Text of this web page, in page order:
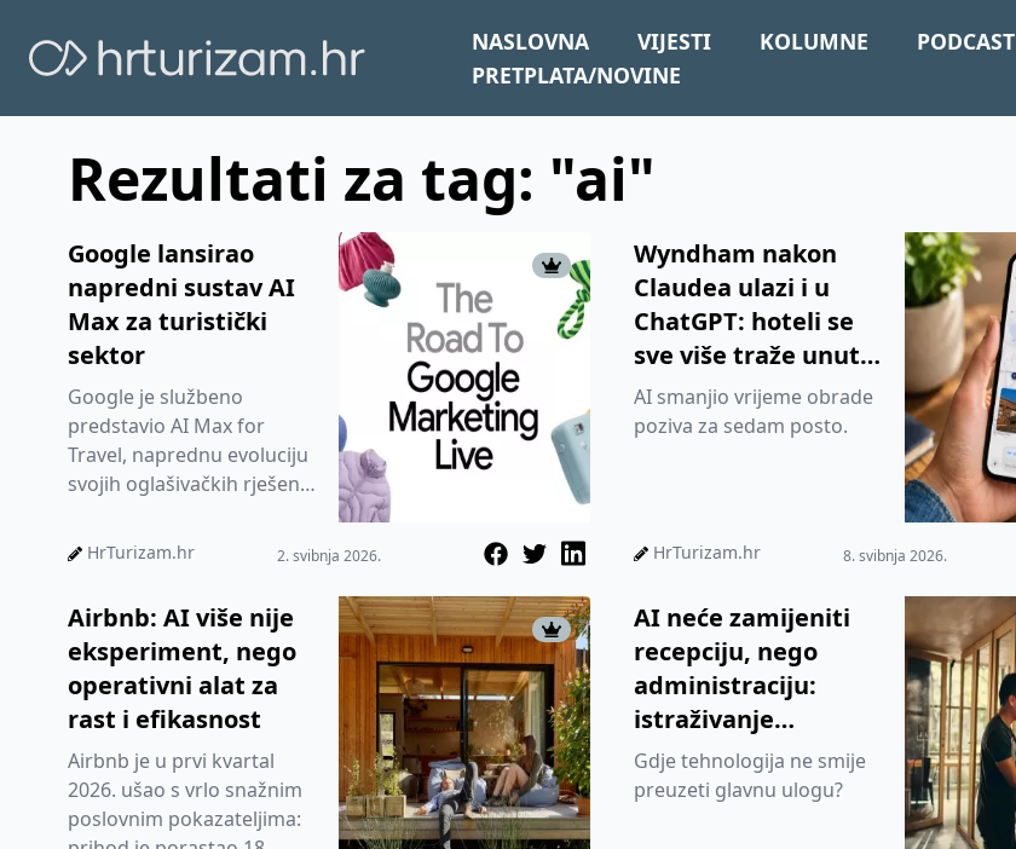
NASLOVNA VIJESTI KOLUMNE PODCAST
PRETPLATA/NOVINE
Rezultati za tag: "ai"
Google lansirao
napredni sustav AI
Max za turistički
sektor
Google je službeno
predstavio AI Max for
Travel, naprednu evoluciju
svojih oglašivačkih rješenja
umjetnu inteligenciju kako
HrTurizam.hr 2. svibnja 2026.
Wyndham nakon
Claudea ulazi i u
ChatGPT: hoteli se
sve više traže unutar
AI sučelja
AI smanjio vrijeme obrade
poziva za sedam posto.
HrTurizam.hr 8. svibnja 2026.
Airbnb: AI više nije
eksperiment, nego
operativni alat za
rast i efikasnost
Airbnb je u prvi kvartal
2026. ušao s vrlo snažnim
poslovnim pokazateljima:
AI neće zamijeniti
recepciju, nego
administraciju:
istraživanje
pokazuje gdje
hotelijeri povlače
Gdje tehnologija ne smije
preuzeti glavnu ulogu?